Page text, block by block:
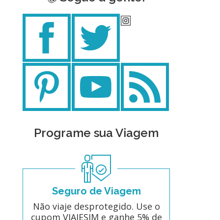
Programe sua Viagem
Seguro de Viagem
Não viaje desprotegido. Use o
cupom VIAJESIM e ganhe 5% de